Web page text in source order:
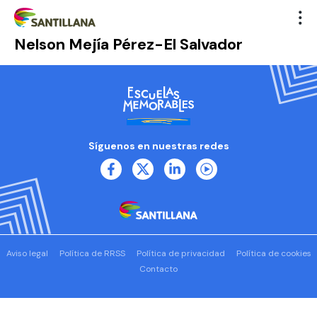
Nelson Mejía Pérez-El Salvador
Síguenos en nuestras redes
Aviso legal Política de RRSS Política de privacidad
Política de cookies
Contacto